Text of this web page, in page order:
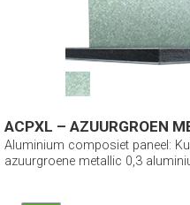
ACPXL – AZUURGROEN
Aluminium composiet paneel:
azuurgroene metallic 0,3